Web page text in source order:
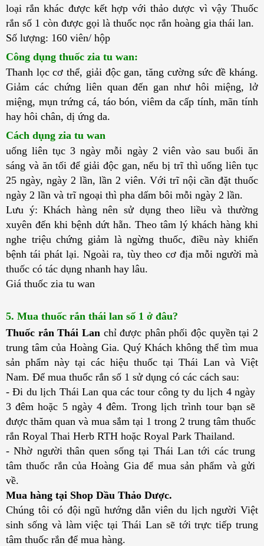
loại rắn khác được kết hợp với thảo dược vì vậy Thuốc
rắn số 1 còn được gọi là thuốc nọc rắn hoàng gia thái lan.
Số lượng: 160 viên/ hộp
Công dụng thuốc zia tu wan:
Thanh lọc cơ thể, giải độc gan, tăng cường sức đề kháng.
Giảm các chứng liên quan đến gan như hôi miệng, lở
miệng, mụn trứng cá, táo bón, viêm da cấp tính, mãn tính
hay hôi chân, dị ứng da.
Cách dụng zia tu wan
uống liên tục 3 ngày mỗi ngày 2 viên vào sau buổi ăn
sáng và ăn tối để giải độc gan, nếu bị trĩ thì uống liên tục
25 ngày, ngày 2 lần, lần 2 viên. Với trĩ nội cần đặt thuốc
ngày 2 lần và trĩ ngoại thì pha dấm bôi mỗi ngày 2 lần.
Lưu ý: Khách hàng nên sử dụng theo liều và thường
xuyên đến khi bệnh dứt hẵn. Theo tâm lý khách hàng khi
nghe triệu chứng giảm là ngừng thuốc, điều này khiến
bệnh tái phát lại. Ngoài ra, tùy theo cơ địa mỗi người mà
thuốc có tác dụng nhanh hay lâu.
Giá thuốc zia tu wan
5. Mua thuốc rắn thái lan số 1 ở đâu?
Thuốc rắn Thái Lan chỉ được phân phối độc quyền tại 2
trung tâm của Hoàng Gia. Quý Khách không thể tìm mua
sản phẩm này tại các hiệu thuốc tại Thái Lan và Việt
Nam. Để mua thuốc rắn số 1 sử dụng có các cách sau:
- Đi du lịch Thái Lan qua các tour công ty du lịch 4 ngày
3 đêm hoặc 5 ngày 4 đêm. Trong lịch trình tour bạn sẽ
được thăm quan và mua sắm tại 1 trong 2 trung tâm thuốc
rắn Royal Thai Herb RTH hoặc Royal Park Thailand.
- Nhờ người thân quen sống tại Thái Lan tới các trung
tâm thuốc rắn của Hoàng Gia để mua sản phẩm và gửi
về.
Mua hàng tại Shop Dầu Thảo Dược.
Chúng tôi có đội ngũ hướng dẫn viên du lịch người Việt
sinh sống và làm việc tại Thái Lan sẽ tới trực tiếp trung
tâm thuốc rắn để mua hàng.